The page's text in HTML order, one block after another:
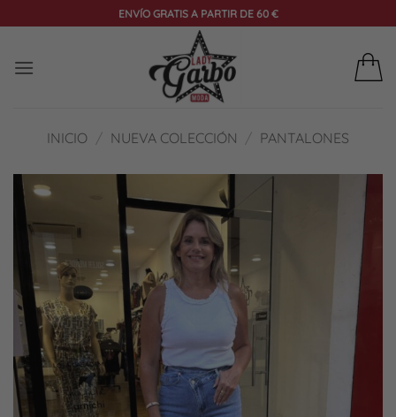
al
ENVÍO GRATIS A PARTIR DE 60 €
INICIO / NUEVA COLECCIÓN / PANTALONES